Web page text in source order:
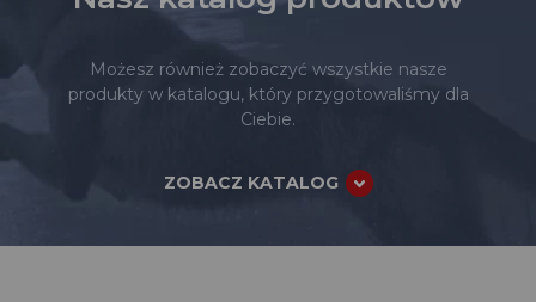
Możesz również zobaczyć wszystkie nasze
produkty w katalogu, który przygotowaliśmy dla
Ciebie.
ZOBACZ KATALOG